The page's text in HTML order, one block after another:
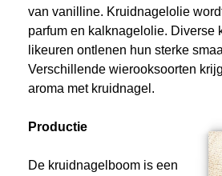
van vanilline. Kruidnagelolie
parfum en kalknagelolie. Diverse
likeuren ontlenen hun sterke
Verschillende wierooksoorten
aroma met kruidnagel.
Productie
De kruidnagelboom is een